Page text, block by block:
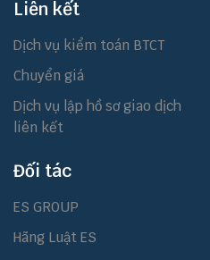
Liên kết
Dịch vụ kiểm toán BTCT
Chuyển giá
Dịch vụ lập hồ sơ giao dịch
liên kết
Đối tác
ES GROUP
Hãng Luật ES